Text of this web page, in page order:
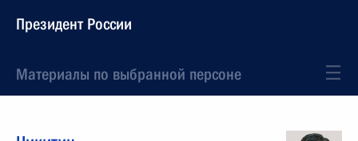
Президент России
Материалы по выбранной персоне